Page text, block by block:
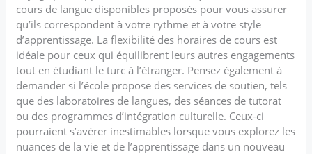
cours de langue disponibles proposés pour vous assurer
qu’ils correspondent à votre rythme et à votre style
d’apprentissage. La flexibilité des horaires de cours est
idéale pour ceux qui équilibrent leurs autres engagements
tout en étudiant le turc à l’étranger. Pensez également à
demander si l’école propose des services de soutien, tels
que des laboratoires de langues, des séances de tutorat
ou des programmes d’intégration culturelle. Ceux-ci
pourraient s’avérer inestimables lorsque vous explorez les
nuances de la vie et de l’apprentissage dans un nouveau